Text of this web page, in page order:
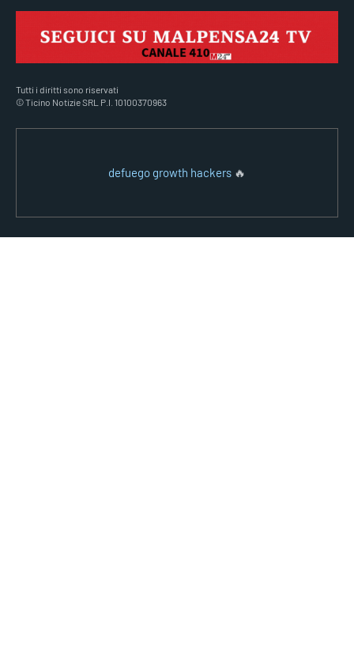
Tutti i diritti sono riservati
© Ticino Notizie SRL P.I. 10100370963
defuego growth hackers 🔥